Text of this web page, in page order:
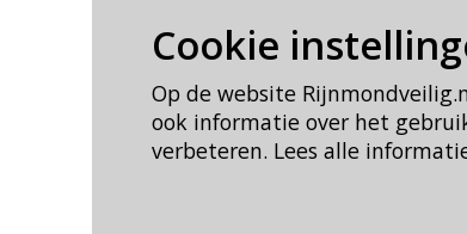
Cookie
Op de website
ook informatie over het
verbeteren. Lees alle